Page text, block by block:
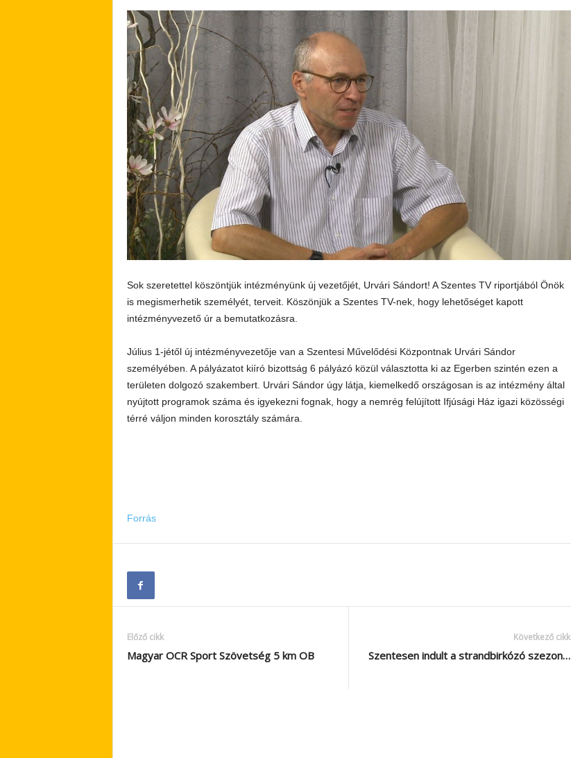
Sok szeretettel köszöntjük intézményünk új vezetőjét, Urvári Sándort! A Szentes TV riportjából Önök
is megismerhetik személyét, terveit. Köszönjük a Szentes TV-nek, hogy lehetőséget kapott
intézményvezető úr a bemutatkozásra.
Július 1-jétől új intézményvezetője van a Szentesi Művelődési Központnak Urvári Sándor
személyében. A pályázatot kiíró bizottság 6 pályázó közül választotta ki az Egerben szintén ezen a
területen dolgozószakembert. Urvári Sándor úgy látja, kiemelkedő országosan is az intézmény által
nyújtott programok száma és igyekezni fognak, hogy a nemrég felújított Ifjúsági Ház igazi közösségi
térré váljon minden korosztály számára.
Forrás
Előző cikk
Magyar OCR Sport Szövetség 5 km OB
Következő cikk
Szentesen indult a strandbirkózó szezon…